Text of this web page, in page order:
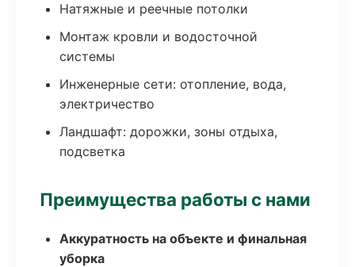
Натяжные и реечные потолки
Монтаж кровли и водосточной
системы
Инженерные сети: отопление, вода,
электричество
Ландшафт: дорожки, зоны отдыха,
подсветка
Преимущества работы с нами
Аккуратность на объекте и финальная
уборка